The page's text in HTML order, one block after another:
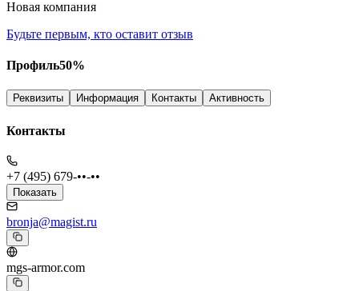
Новая компания
Будьте первым, кто оставит отзыв
Профиль50%
Реквизиты Информация Контакты Активность
Контакты
+7 (495) 679-••-••
Показать
bronja@magist.ru
mgs-armor.com